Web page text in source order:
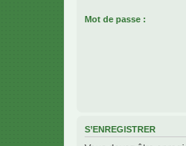
Mot de passe :
S’ENREGISTRER